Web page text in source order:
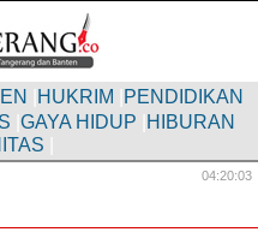
HUKRIM PENDIDIKAN
GAYA HIDUP HIBURAN
04:20:03